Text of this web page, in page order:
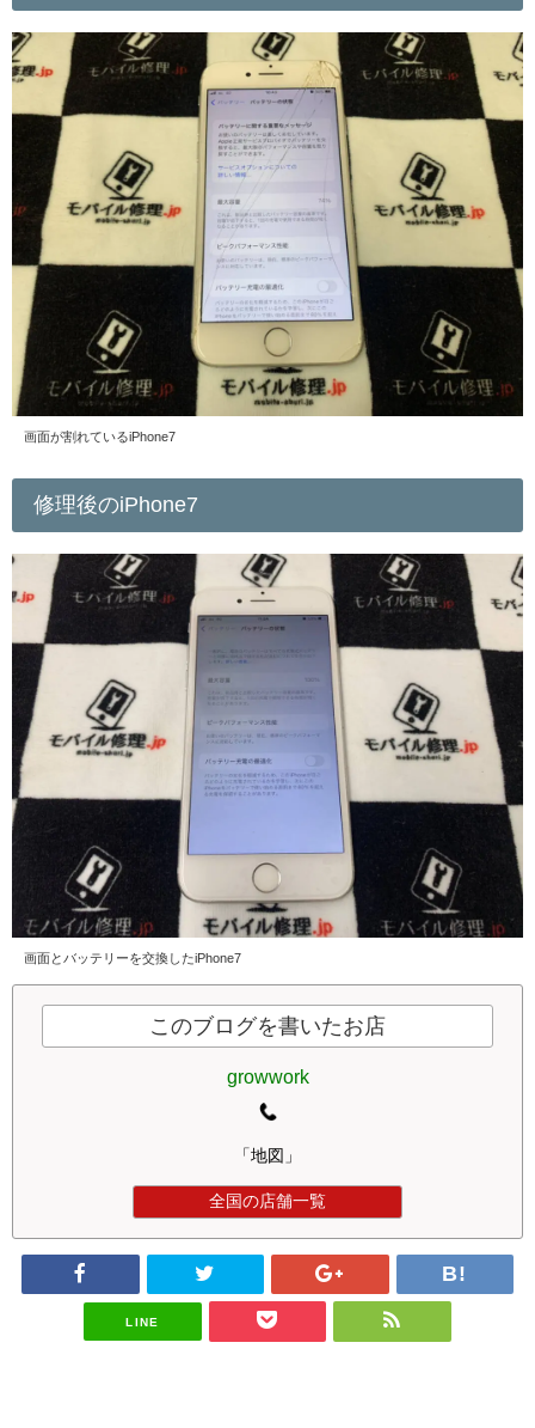
画面が割れているiPhone7
修理後のiPhone7
画面とバッテリーを交換したiPhone7
このブログを書いたお店
growwork
「地図」
全国の店舗一覧
LINE